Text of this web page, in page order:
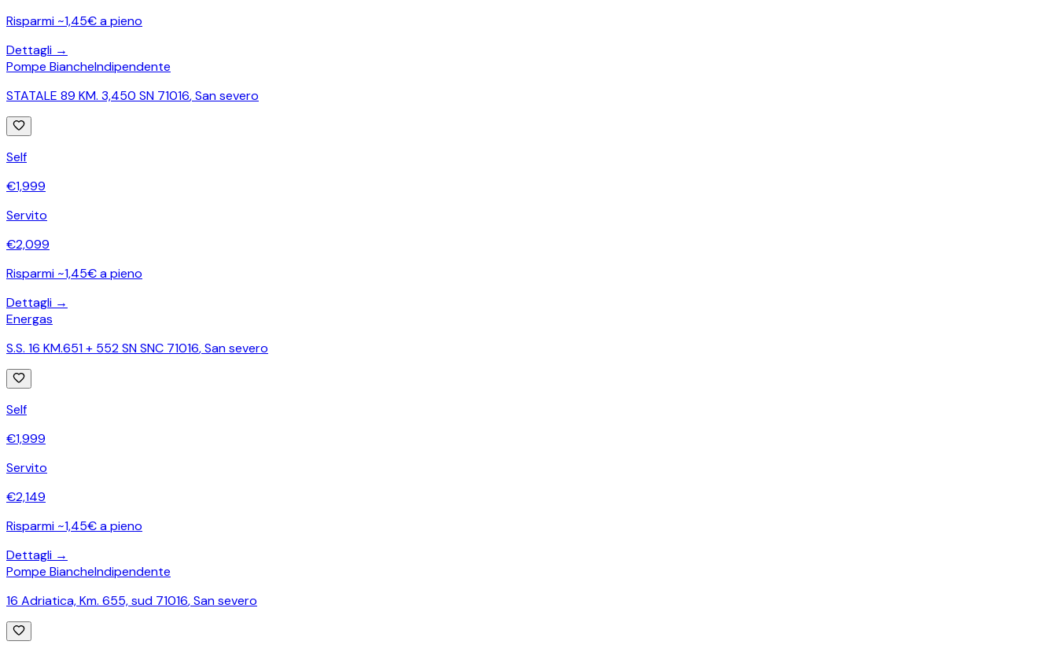
Risparmi ~1,45€ a pieno
Dettagli →
Pompe BiancheIndipendente
STATALE 89 KM. 3,450 SN 71016,San severo
Self
€1,999
Servito
€2,099
Risparmi ~1,45€ a pieno
Dettagli →
Energas
S.S. 16 KM.651 + 552 SN SNC 71016,San severo
Self
€1,999
Servito
€2,149
Risparmi ~1,45€ a pieno
Dettagli →
Pompe BiancheIndipendente
16 Adriatica, Km. 655, sud 71016,San severo